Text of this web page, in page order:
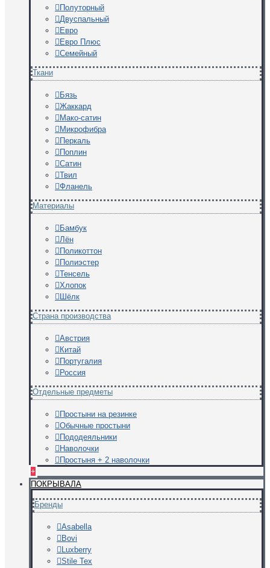
Полуторный
Двуспальный
Евро
Евро Плюс
Семейный
Ткани
Бязь
Жаккард
Мако-сатин
Микрофибра
Перкаль
Поплин
Сатин
Твил
Фланель
Материалы
Бамбук
Лён
Поликоттон
Полиэстер
Тенсель
Хлопок
Шёлк
Страна производства
Австрия
Китай
Португалия
Россия
Отдельные предметы
Простыни на резинке
Обычные простыни
Пододеяльники
Наволочки
Простыня + 2 наволочки
+
ПОКРЫВАЛА
Бренды
Asabella
Bovi
Luxberry
Stile Tex